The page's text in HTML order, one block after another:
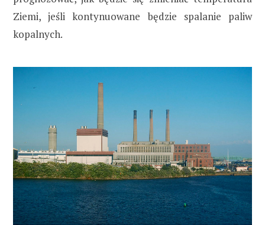
Ziemi, jeśli kontynuowane będzie spalanie paliw
kopalnych.